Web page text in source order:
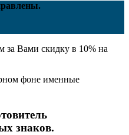
за Вами скидку в 10% на
знаков.